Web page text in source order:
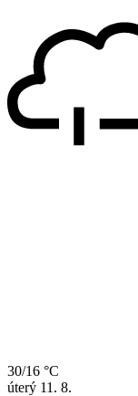
30/16 °C
úterý 11. 8.